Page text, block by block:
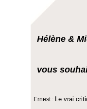
Hélène &
vous
Ernest : Le vrai